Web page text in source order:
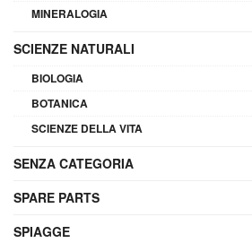
MINERALOGIA
SCIENZE NATURALI
BIOLOGIA
BOTANICA
SCIENZE DELLA VITA
SENZA CATEGORIA
SPARE PARTS
SPIAGGE